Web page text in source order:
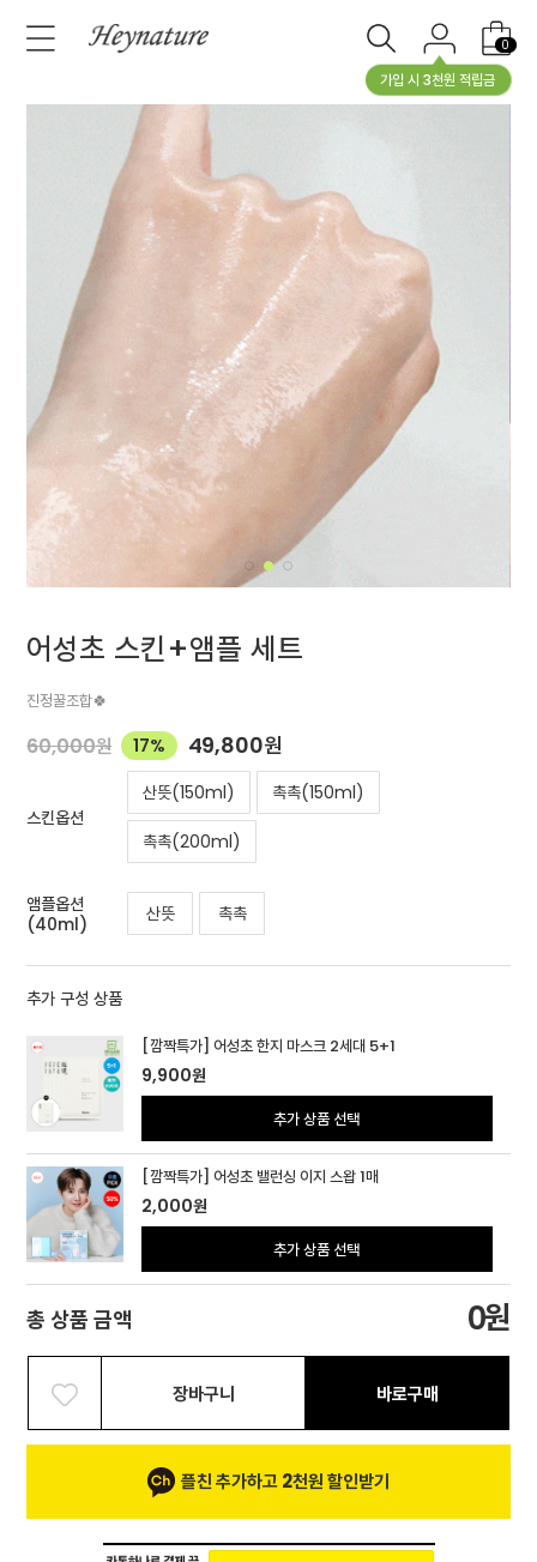
가입 시 3천원 적립금
0
어성초 스킨+앰플 세트
진정꿀조합🍀
60,000원 17% 49,800원
스킨옵션
산뜻(150ml) 촉촉(150ml)
촉촉(200ml)
앰플옵션
(40ml)
산뜻 촉촉
추가 구성 상품
[깜짝특가] 어성초 한지 마스크 2세대 5+1
9,900원
추가 상품 선택
[깜짝특가] 어성초 밸런싱 이지 스왑 1매
2,000원
추가 상품 선택
총 상품 금액 0원
장바구니 바로구매
플친 추가하고 2천원 할인받기